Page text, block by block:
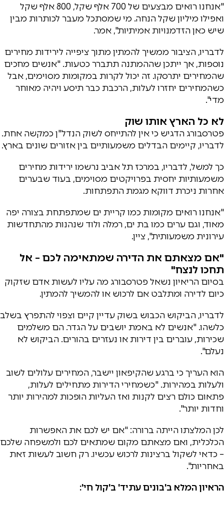
"אנחנו רואים מבצעים של 700 אלף שקל, 800 אלף שקל
ואפילו מיליון שקל הנחה. מי שמסתכל מעבר לכותרות מבין
שיש כאן הזדמנויות אמיתיות", אמר.
לדבריו, הציבור ממשיך להמתין מתוך ציפייה לירידות מחירים
נוספות, אך ייתכן שההמתנה תתברר כטעות. "אנשים מחכים
שהמחירים יתרסקו. זה יכול לקרות במקומות מסוימים, אבל
כשהמחירים יחזרו לעלות, הרכבת כבר תיסע ויהיה מאוחר
מדי".
לא כל הארץ אותו שוק
פטרסבורג הדגיש כי אין להתייחס לשוק הנדל"ן כמקשה אחת.
לדבריו, קיימים הבדלים משמעותיים בין אזורים שונים בארץ.
כך למשל, לדבריו, במרכז תל אביב נרשמו ירידות מחירים
משמעותיות יחסית בפרויקטים מסוימים, בעוד שבערים
אחרות ניכרת דווקא מגמת התפתחות.
"אנחנו רואים מקומות כמו קריית ים שמתפתחת בצורה יפה
מאוד, וגם ערים כמו בת ים, רמלה ולוד שנהנות מהתחדשות
עירונית משמעותית", ציין.
"אם מצאתם את הדירה שמתאימה לכם – אל
תחכו לנצח"
בסיום הריאיון נשאל פטרסבורג מה עליו לעשות אדם שזקוק
כיום לדירה ומתלבט אם לרכוש או להמשיך להמתין.
לדבריו, הביקוש הכבוש בשוק עדיין קיים וצפוי להתפרץ בשלב
כלשהו. "אנשים לא באמת יושבים על הגדר. הם משלמים
שכירות, עוברים בין דירות או נעזרים בהורים. הביקוש לא
נעלם".
הוא העריך כי ברגע שהקיפאון יישבר, המחירים עלולים לשוב
ולעלות במהירות. "כשמחירי הדירות מתחילים לעלות,
פתאום כולם רצים לקנות ואז העליות הופכות למהירות יותר
וחדות יותר".
לכן המלצתו הייתה ברורה: "אם יש לכם את האפשרות
הכלכלית, ואם מצאתם מקום שמתאים לכם ולמשפחה שלכם
– כדאי לשקול ברצינות לרכוש עכשיו. רק חשוב לעשות זאת
באחריות".
הראיון המלא ב'בונים עתיד' ב'קול חי':